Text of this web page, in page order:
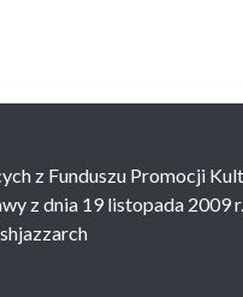
z Funduszu Promocji
z dnia 19 listopada 2009